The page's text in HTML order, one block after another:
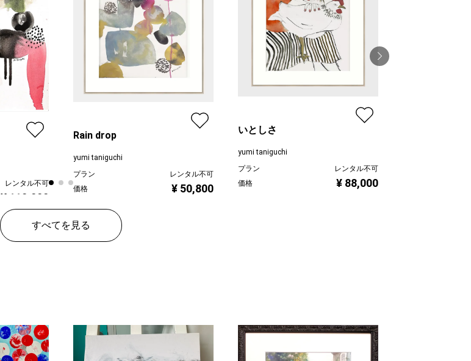
レンタル不可
¥ 110,000
Rain drop
yumi taniguchi
プラン
レンタル不可
価格
¥ 50,800
いとしさ
yumi taniguchi
プラン
レンタル不可
価格
¥ 88,000
すべてを見る